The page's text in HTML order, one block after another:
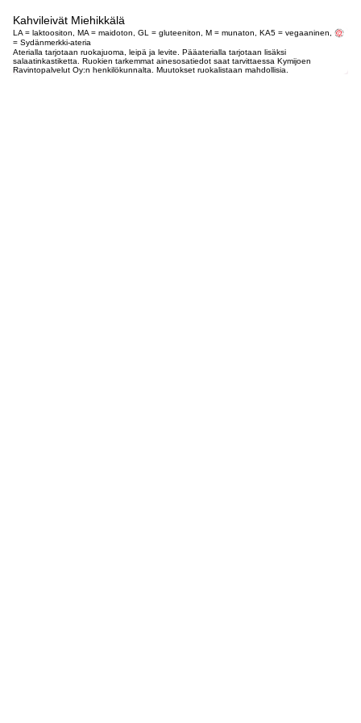
Kahvileivät Miehikkälä
LA = laktoositon, MA = maidoton, GL = gluteeniton, M = munaton, KA5 = vegaaninen,
= Sydänmerkki-ateria
Aterialla tarjotaan ruokajuoma, leipä ja levite. Pääaterialla tarjotaan lisäksi
salaatinkastiketta. Ruokien tarkemmat ainesosatiedot saat tarvittaessa Kymijoen
Ravintopalvelut Oy:n henkilökunnalta. Muutokset ruokalistaan mahdollisia.